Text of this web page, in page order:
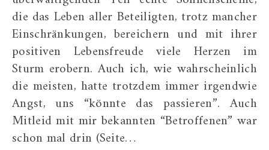
die das Leben aller Beteiligten, trotz mancher
Einschränkungen, bereichern und mit ihrer
positiven Lebensfreude viele Herzen im
Sturm erobern. Auch ich, wie wahrscheinlich
die meisten, hatte trotzdem immer irgendwie
Angst, uns “könnte das passieren”. Auch
Mitleid mit mir bekannten “Betroffenen” war
schon mal drin (Seite…